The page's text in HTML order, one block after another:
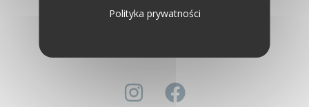
Najczęściej zadawane pytania
Polityka prywatności